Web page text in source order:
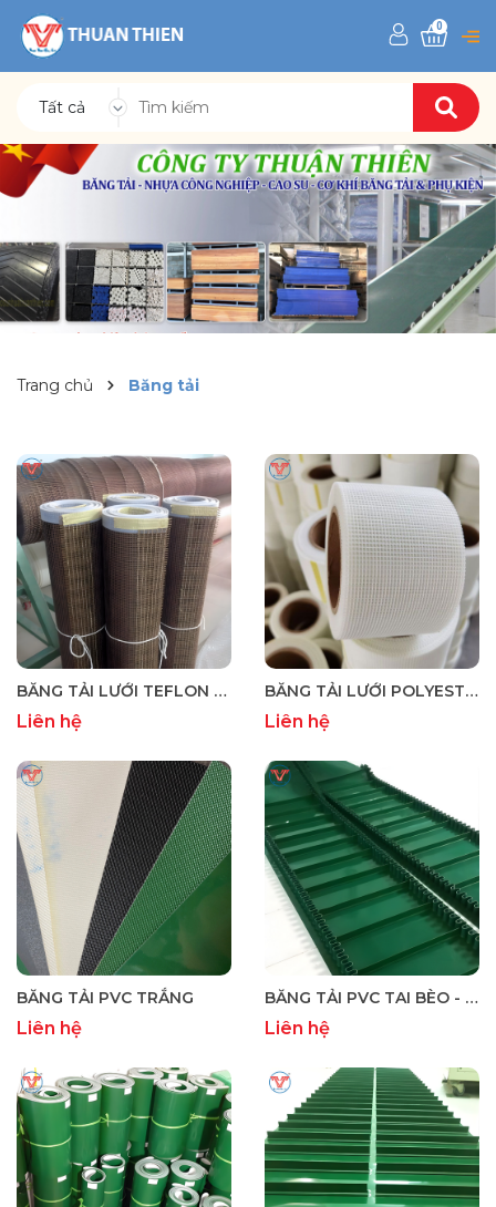
Tất cả
0
Trang chủ Băng tải
BĂNG TẢI LƯỚI TEFLON (PTFE) CHỊU NHIỆT CAO – CHỐNG DÍNH
Liên hệ
BĂNG TẢI LƯỚI POLYESTER – THOÁT KHÍ, CHỊU NHIỆT ỔN ĐỊNH
Liên hệ
BĂNG TẢI PVC TRẮNG
Liên hệ
BĂNG TẢI PVC TAI BÈO - BĂNG TẢI PVC TAI BÈO GÂN SÓNG
Liên hệ